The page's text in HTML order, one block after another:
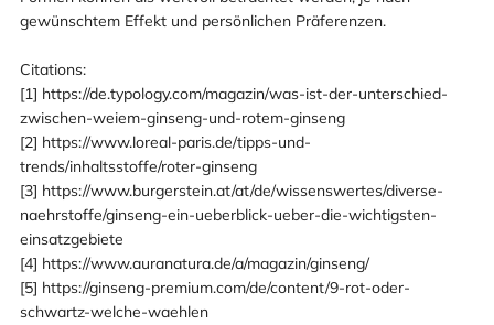
gewünschtem Effekt und persönlichen Präferenzen.
Citations:
[1] https://de.typology.com/magazin/was-ist-der-unterschied-
zwischen-weiem-ginseng-und-rotem-ginseng
[2] https://www.loreal-paris.de/tipps-und-
trends/inhaltsstoffe/roter-ginseng
[3] https://www.burgerstein.at/at/de/wissenswertes/diverse-
naehrstoffe/ginseng-ein-ueberblick-ueber-die-wichtigsten-
einsatzgebiete
[4] https://www.auranatura.de/a/magazin/ginseng/
[5] https://ginseng-premium.com/de/content/9-rot-oder-
schwartz-welche-waehlen